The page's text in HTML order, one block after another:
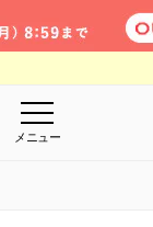
メニュー